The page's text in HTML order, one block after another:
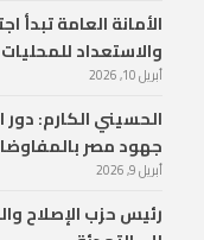
الأمانة العامة تبدأ
والاستعداد للمحليات
أبريل 10, 2026
الحسيني الكارم:
جهود مصر
أبريل 9, 2026
رئيس حزب الإصلاح